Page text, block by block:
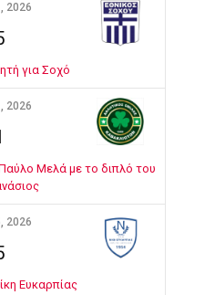
2026
για Σοχό
2026
Μελά με το διπλό του
2026
Ευκαρπίας